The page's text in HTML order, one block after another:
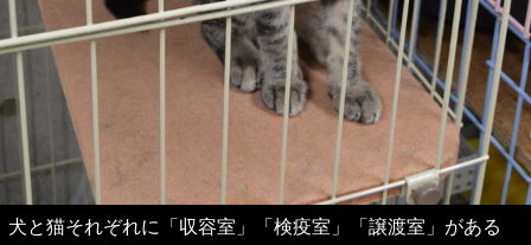
犬と猫それぞれに「収容室」「検疫室」「譲渡室」がある